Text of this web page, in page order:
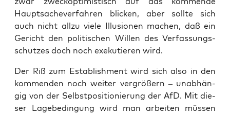
Haupt­sa­che­ver­fah­ren bli­cken, aber soll­te sich
auch nicht all­zu vie­le Illu­sio­nen machen, daß ein
Gericht den poli­ti­schen Wil­len des Ver­fas­sungs­
schut­zes doch noch exe­ku­tie­ren wird.
Der Riß zum Estab­lish­ment wird sich also in den
kom­men­den noch wei­ter ver­grö­ßern – unab­hän­
gig von der Selbst­po­si­tio­nie­rung der AfD. Mit die­
ser Lage­be­din­gung wird man arbei­ten müs­sen